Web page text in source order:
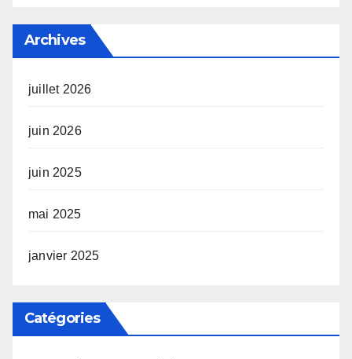
Archives
juillet 2026
juin 2026
juin 2025
mai 2025
janvier 2025
Catégories